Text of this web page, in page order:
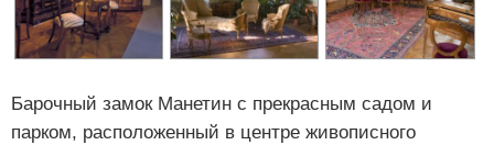
Барочный замок Манетин с прекрасным садом и
парком, расположенный в центре живописного